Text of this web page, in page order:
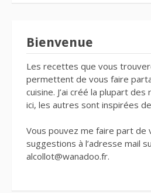
Bienvenue
Les recettes que vous
permettent de vous faire
cuisine. J’ai créé la plupart
ici, les autres sont inspirées
Vous pouvez me faire part de
suggestions à l’adresse mail
alcollot@wanadoo.fr.